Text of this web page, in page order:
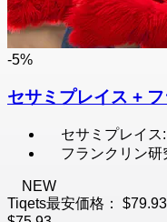
-5%
セサミプレイス +
セサミプレイス
フランクリン研
NEW
Tiqets最安価格：
$79.93